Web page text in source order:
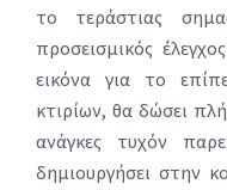
το τεράστιας
προσεισμικός
εικόνα για το
κτιρίων, θα δώσει
ανάγκες τυχόν
δημιουργήσει στην